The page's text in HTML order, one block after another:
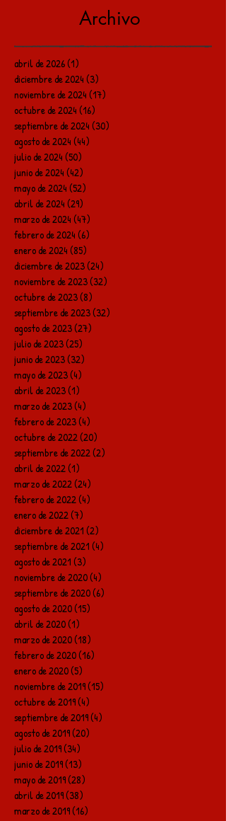
Archivo
abril de 2026(1)
diciembre de 2024(3)
noviembre de 2024(17)
octubre de 2024(16)
septiembre de 2024(30)
agosto de 2024(44)
julio de 2024(50)
junio de 2024(42)
mayo de 2024(52)
abril de 2024(29)
marzo de 2024(47)
febrero de 2024(6)
enero de 2024(85)
diciembre de 2023(24)
noviembre de 2023(32)
octubre de 2023(8)
septiembre de 2023(32)
agosto de 2023(27)
julio de 2023(25)
junio de 2023(32)
mayo de 2023(4)
abril de 2023(1)
marzo de 2023(4)
febrero de 2023(4)
octubre de 2022(20)
septiembre de 2022(2)
abril de 2022(1)
marzo de 2022(24)
febrero de 2022(4)
enero de 2022(7)
diciembre de 2021(2)
septiembre de 2021(4)
agosto de 2021(3)
noviembre de 2020(4)
septiembre de 2020(6)
agosto de 2020(15)
abril de 2020(1)
marzo de 2020(18)
febrero de 2020(16)
enero de 2020(5)
noviembre de 2019(15)
octubre de 2019(4)
septiembre de 2019(4)
agosto de 2019(20)
julio de 2019(34)
junio de 2019(13)
mayo de 2019(28)
abril de 2019(38)
marzo de 2019(16)